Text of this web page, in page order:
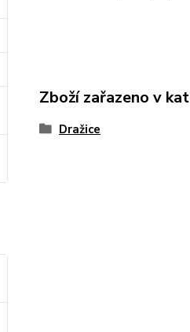
Zboží zařazeno v
Dražice